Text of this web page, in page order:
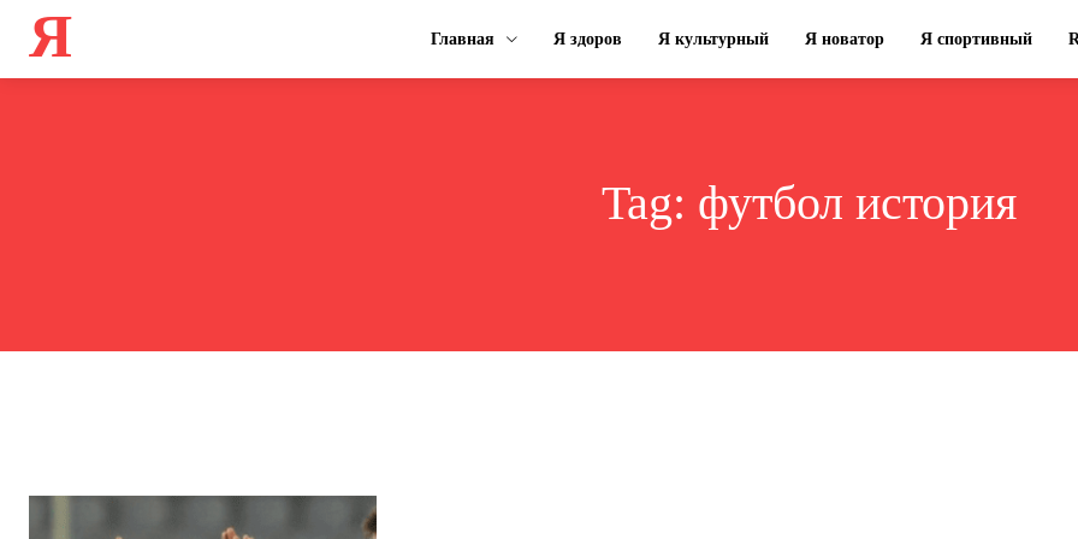
Я Главная Я здоров Я культурный Я новатор Я спортивный
Tag: футбол история